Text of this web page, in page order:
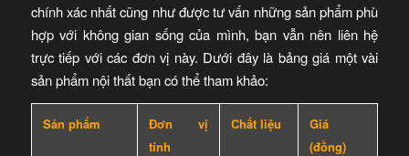
chính xác nhất cũng như được tư vấn những sản phẩm phù
hợp với không gian sống của mình, bạn vẫn nên liên hệ
trực tiếp với các đơn vị này. Dưới đây là bảng giá một vài
sản phẩm nội thất bạn có thể tham khảo:
Sản phẩm
Đơn vị
tính
Chất liệu
Giá
(đồng)